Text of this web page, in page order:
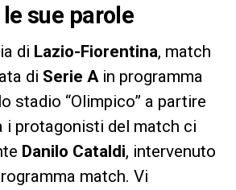
sue parole
di Lazio-Fiorentina, match
di Serie Ain programma
stadio “Olimpico” a partire
i protagonisti del match ci
Danilo Cataldi, intervenuto
match. Vi